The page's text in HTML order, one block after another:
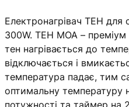
Електронагрівач ТЕН для
300W. ТЕН MOA –
тен нагрівається до
відключається і
температура падає, тим
оптимальну температуру
потужності та таймер на